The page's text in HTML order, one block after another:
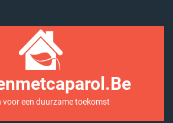
voor een duurzame toekomst